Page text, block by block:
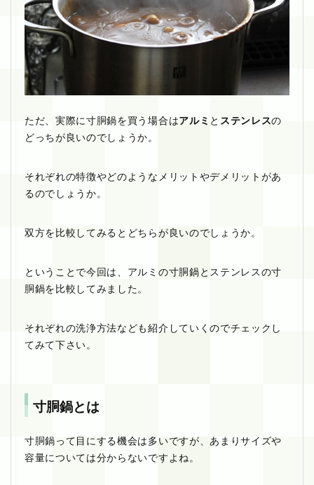
ただ、実際に寸胴鍋を買う場合はアルミ と ステンレスの
どっちが良いのでしょうか。
それぞれの特徴やどのようなメリットやデメリットがあ
るのでしょうか。
双方を比較してみるとどちらが良いのでしょうか。
ということで今回は、アルミの寸胴鍋とステンレスの寸
胴鍋を比較してみました。
それぞれの洗浄方法なども紹介していくのでチェックし
てみて下さい。
寸胴鍋とは
寸胴鍋って目にする機会は多いですが、あまりサイズや
容量については分からないですよね。